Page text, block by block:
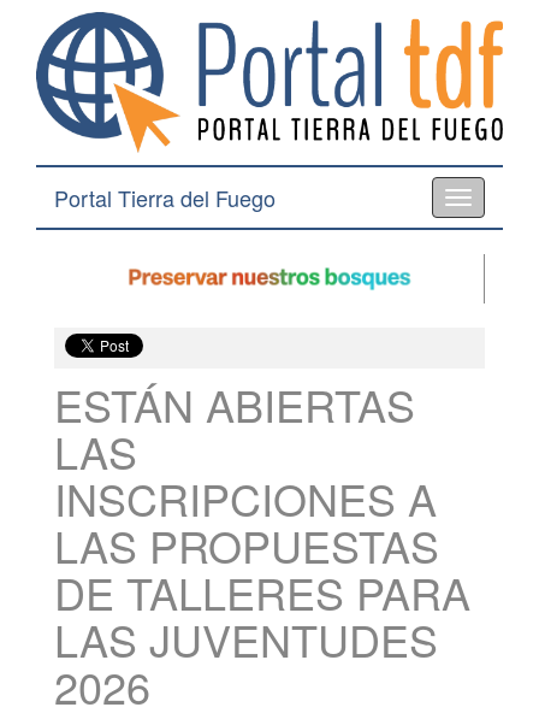
Toggle
navigation
Portal Tierra del Fuego
ESTÁN ABIERTAS
LAS
INSCRIPCIONES A
LAS PROPUESTAS
DE TALLERES PARA
LAS JUVENTUDES
2026